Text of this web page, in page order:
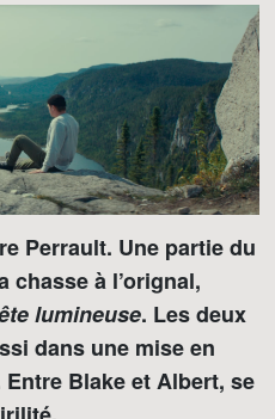
Perrault. Une partie du
chasse à l’orignal,
lumineuse. Les deux
dans une mise en
Blake et Albert, se